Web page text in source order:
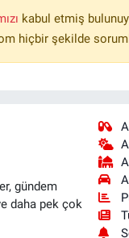
kabul etmiş
hiçbir şekilde
gündem
daha pek çok